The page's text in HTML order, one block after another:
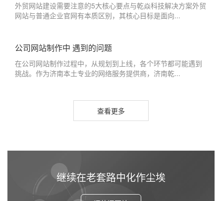
外贸网站建设需要注意的5大核心要点与乾焱科技解决方案外贸
网站与普通企业官网有本质区别，其核心目标是面向...
公司网站制作中 遇到的问题
在公司网站制作过程中，从规划到上线，各个环节都可能遇到
挑战。作为济南本土专业的网络服务提供商，济南乾...
查看更多
继续在老套路中化作尘埃